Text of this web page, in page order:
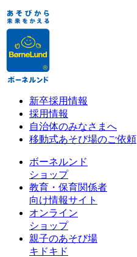
新卒採用情報
採用情報
自治体のみなさまへ
移動式あそび場のご依頼
ボーネルンド
ショップ
教育・保育関係者
向け情報サイト
オンライン
ショップ
親子のあそび場
キドキド